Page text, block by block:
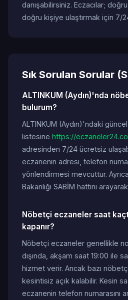
danışabilirsiniz. Eczacılar;
doğru kişiye ulaştırmak için 7/
Sık Sorulan Sorular
ALTINKUM (Aydın)'nda
bulurum?
ALTINKUM (Aydın)'ndaki
listesine https://
adresinden 7/24 ücretsiz
eczanenin adresi, telefon
yönlendirmesi mevcuttur. Ayrıca
Bakanlığı SABİM hattını
Nöbetçi eczaneler saat
kapanır?
Nöbetçi eczaneler genellikle
dışında, akşam saat 19:00 ile
hizmet verir. Ancak bazı
kesintisiz açık kalabilir. Kesin
eczanenin telefon numarasını